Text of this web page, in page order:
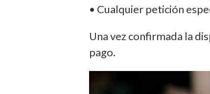
• Cualquier petición
Una vez confirmada la
pago.